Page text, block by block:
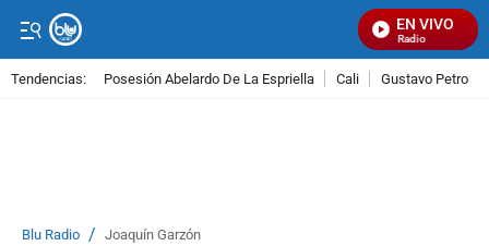
EN VIVO
Señal Visual Radio
Tendencias: Posesión Abelardo De La Espriella Cali Gustavo Petro
Blu Radio / Joaquín Garzón